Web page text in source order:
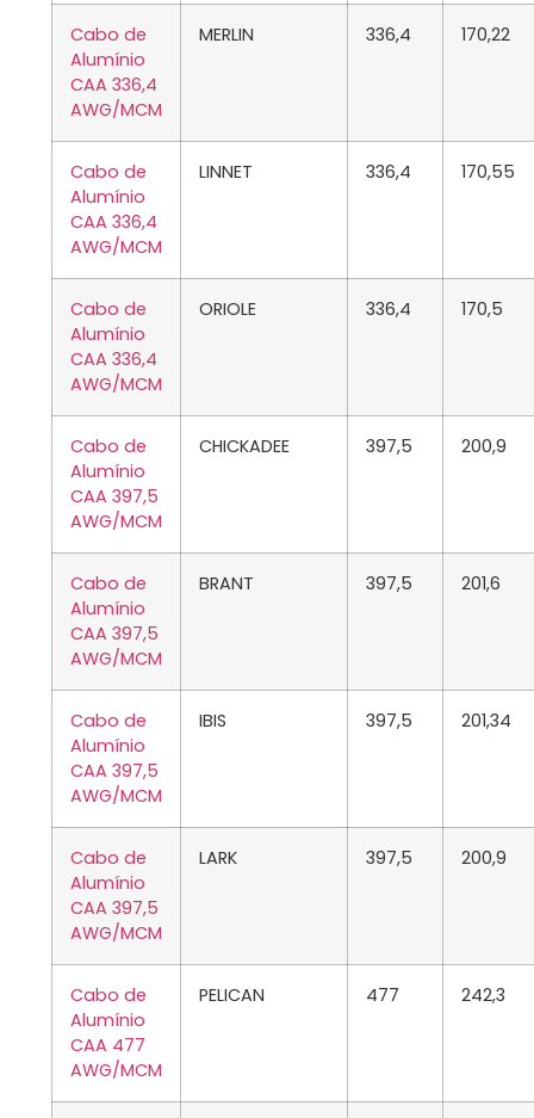
Cabo de
Alumínio
CAA 336,4
AWG/MCM
MERLIN 336,4 170,22
Cabo de
Alumínio
CAA 336,4
AWG/MCM
LINNET 336,4 170,55
Cabo de
Alumínio
CAA 336,4
AWG/MCM
ORIOLE 336,4 170,5
Cabo de
Alumínio
CAA 397,5
AWG/MCM
CHICKADEE 397,5 200,9
Cabo de
Alumínio
CAA 397,5
AWG/MCM
BRANT 397,5 201,6
Cabo de
Alumínio
CAA 397,5
AWG/MCM
IBIS 397,5 201,34
Cabo de
Alumínio
CAA 397,5
AWG/MCM
LARK 397,5 200,9
Cabo de
Alumínio
CAA 477
AWG/MCM
PELICAN 477 242,3